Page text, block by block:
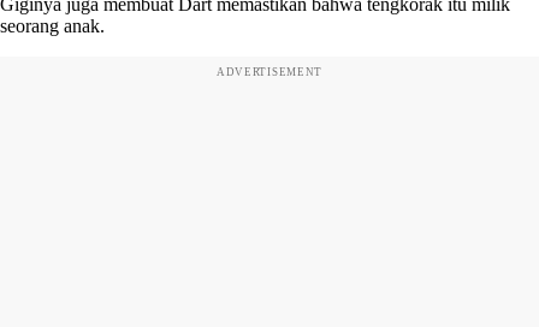
Giginya juga membuat Dart memastikan bahwa tengkorak itu milik
seorang anak.
ADVERTISEMENT